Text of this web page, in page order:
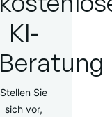
KI-
Beratung
Stellen Sie
sich vor,